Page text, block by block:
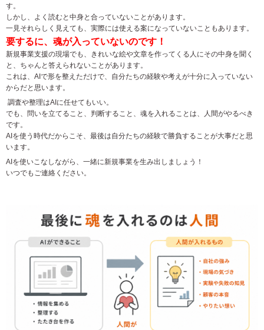
す。
しかし、よく読むと中身と合っていないことがあります。
一見それらしく見えても、実際には使える案になっていないこともあります。
要するに、魂が入っていないのです！
新規事業支援の現場でも、きれいな絵や文章を作ってくる人にその中身を聞く
と、ちゃんと答えられないことがあります。
これは、 AI で形を整えただけで、自分たちの経験や考えが十分に入っていない
からだと思います。
調査や整理はAI に任せてもいい。
でも、問いを立てること、判断すること、魂を入れることは、人間がやるべき
です。
AI を使う時代だからこそ、最後は自分たちの経験で勝負することが大事だと思
います。
AIを使いこなしながら、一緒に新規事業を生み出しましょう！
いつでもご連絡ください。